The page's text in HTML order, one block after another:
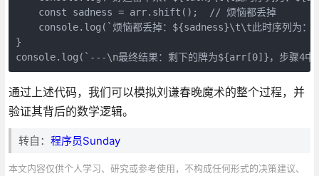
const sadness = arr.shift();  // 烦恼都丢掉
console.log(`烦恼都丢掉：${sadness}\t\t此时序列
}
console.log(`---\n最终结果：剩下的牌为${arr[0]}，步骤4中
通过上述代码，我们可以模拟刘谦春晚魔术的整个过程，并
验证其背后的数学逻辑。
转自： 程序员Sunday
本文内容仅供个人学习、研究或参考使用，不构成任何形式的决策建议、